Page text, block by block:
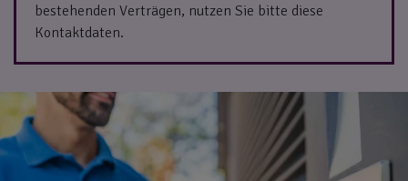
bestehenden Verträgen, nutzen Sie bitte diese
Kontaktdaten.